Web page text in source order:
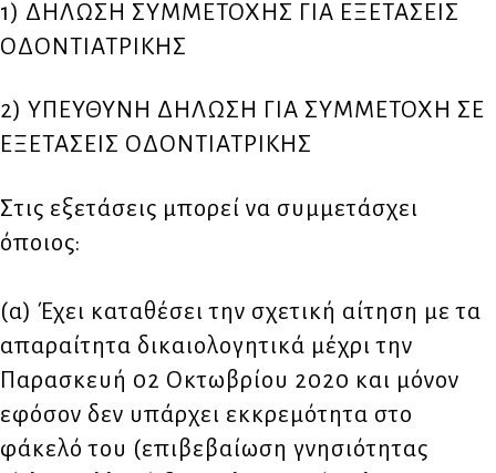
1) ΔΗΛΩΣΗ ΣΥΜΜΕΤΟΧΗΣ ΓΙΑ ΕΞΕΤΑΣΕΙΣ
ΟΔΟΝΤΙΑΤΡΙΚΗΣ
2) ΥΠΕΥΘΥΝΗ ΔΗΛΩΣΗ ΓΙΑ ΣΥΜΜΕΤΟΧΗ ΣΕ
ΕΞΕΤΑΣΕΙΣ ΟΔΟΝΤΙΑΤΡΙΚΗΣ
Στις εξετάσεις μπορεί να συμμετάσχει
όποιος:
(α) Έχει καταθέσει την σχετική αίτηση με τα
απαραίτητα δικαιολογητικά μέχρι την
Παρασκευή 02 Οκτωβρίου 2020 και μόνον
εφόσον δεν υπάρχει εκκρεμότητα στο
φάκελό του (επιβεβαίωση γνησιότητας